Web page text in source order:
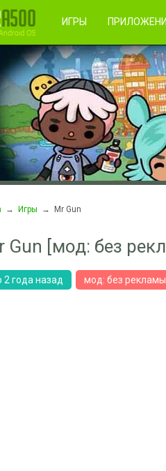
Правила пользования
ИГРЫ
→ Игры → Mr Gun
Gun [мод: без
года назад мод: без рекламы